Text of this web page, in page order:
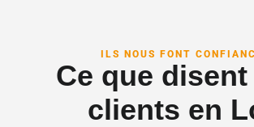
ILS NOUS FONT
Ce que
clients en